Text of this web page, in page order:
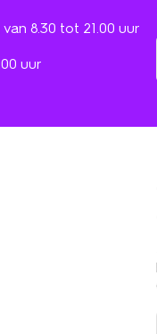
8.30 tot 21.00 uur
uur